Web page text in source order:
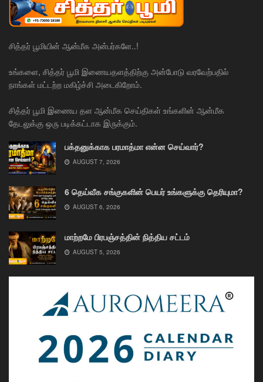
சித்தர் பூமியின் ஆன்மீக அன்பர்களே..!
உங்களை, சித்தர் பூமி இணையதளத்திற்கு அன்போடு வரவேற்பதில்
நாங்கள் மட்டற்ற மகிழ்ச்சி அடைகிறோம்.
சித்தர் பூமி இணைய தள ஆன்மீக செய்திகள் உங்களின் ஆன்மீக
தேடலுக்கு ஒரு படிக்கட்டாக இருக்கும்.
பக்தனுக்காக பரமாத்மா என்ன செய்வார்?
AUGUST 7, 2026
6 தெய்வீக சங்குகளின் பெயர் உங்களுக்கு தெரியுமா?
AUGUST 6, 2026
மாற்றமே பிரபஞ்சத்தின் நித்திய சட்டம்
AUGUST 5, 2026